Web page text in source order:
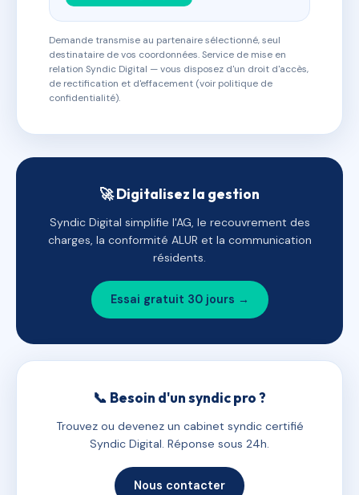
Demande transmise au partenaire sélectionné, seul
destinataire de vos coordonnées. Service de mise en
relation Syndic Digital — vous disposez d'un droit d'accès,
de rectification et d'effacement (voir politique de
confidentialité).
🚀 Digitalisez la gestion
Syndic Digital simplifie l'AG, le recouvrement des
charges, la conformité ALUR et la communication
résidents.
Essai gratuit 30 jours →
📞 Besoin d'un syndic pro ?
Trouvez ou devenez un cabinet syndic certifié
Syndic Digital. Réponse sous 24h.
Nous contacter